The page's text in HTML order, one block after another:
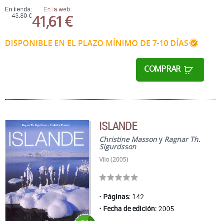
En tienda:
43,80 €
En la web:
41,61 €
DISPONIBLE EN EL PLAZO MÍNIMO DE 7-10 DÍAS
COMPRAR
ISLANDE
Christine Massony Ragnar Th.
Sigurdsson
Vilo (2005)
Páginas: 142
Fecha de edición: 2005